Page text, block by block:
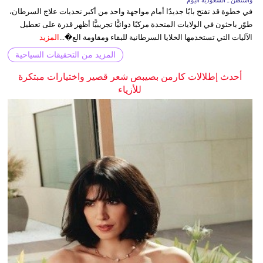
في خطوة قد تفتح بابًا جديدًا أمام مواجهة واحد من أكبر تحديات علاج السرطان،
طوّر باحثون في الولايات المتحدة مركبًا دوائيًّا تجريبيًّا أظهر قدرة على تعطيل
الآليات التي تستخدمها الخلايا السرطانية للبقاء ومقاومة الع�...
المزيد
المزيد من التحقيقات السياحية
أحدث إطلالات كارمن بصيبص شعر قصير واختيارات مبتكرة
للأزياء